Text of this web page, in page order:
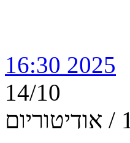
2025 16:30
14/10